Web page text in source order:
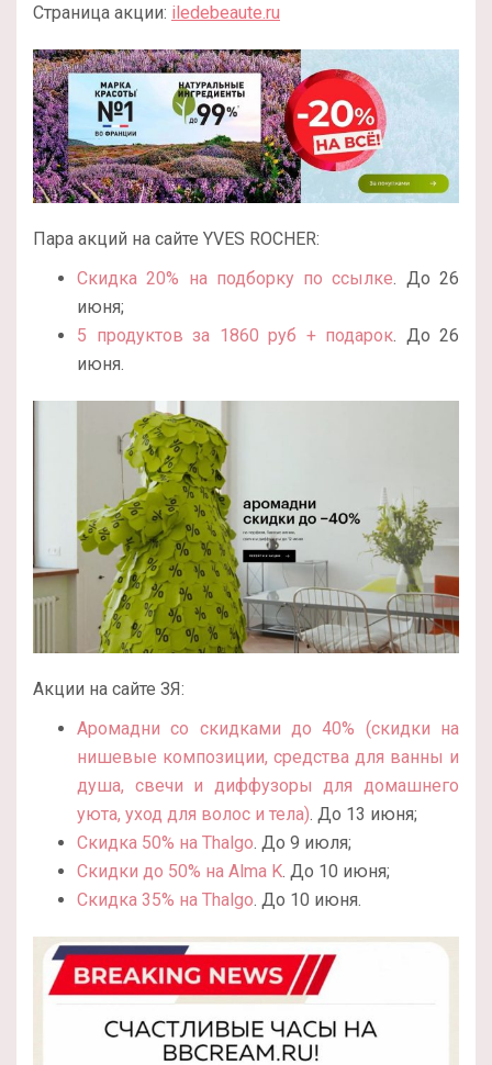
Страница акции: iledebeaute.ru
Пара акций на сайте YVES ROCHER:
Скидка 20% на подборку по ссылке. До 26
июня;
5 продуктов за 1860 руб + подарок. До 26
июня.
Акции на сайте ЗЯ:
Аромадни со скидками до 40% (скидки на
нишевые композиции, средства для ванны и
душа, свечи и диффузоры для домашнего
уюта, уход для волос и тела). До 13 июня;
Скидка 50% на Thalgo. До 9 июля;
Скидки до 50% на Alma K. До 10 июня;
Скидка 35% на Thalgo. До 10 июня.